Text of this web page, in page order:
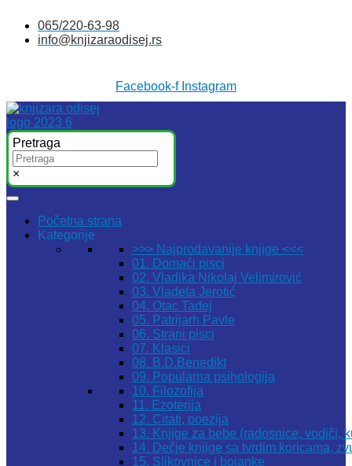
sadržaj
065/220-63-98
info@knjizaraodisej.rs
Facebook-f Instagram
Pretraga
×
Početna strana
Kategorije
>>> Najprodavanije knjige <<<
01. Domaći pisci
02. Vladika Nikolaj Velimirović
03. Vladeta Jerotić
04. Otac Tadej
05. Patrijarh Pavle
06. Strani pisci
07. Klasici
08. B.D.Benedikt
09. Popularna psihologija
10. Filozofija
11. Ezoterija
12. Citati, poezija
13. Knjige za bebe (radosnice, vodiči,
14. Dečje knjige sa tvrdim koricama,
15. Slikovnice i bojanke